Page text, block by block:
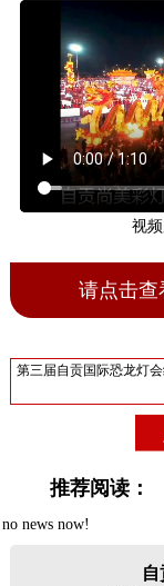
视
请点击查
第三届自贡国际恐龙灯
推荐阅读：
no news now!